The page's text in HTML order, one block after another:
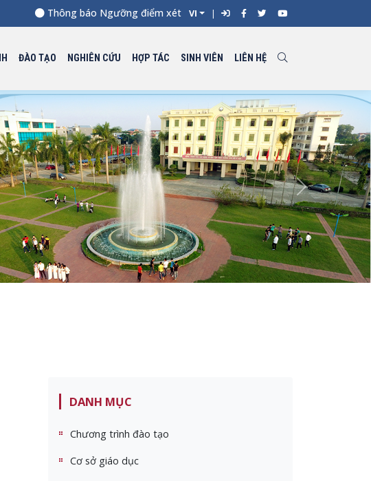
Thông báo Ngưỡng điểm xét tuyển đối với từng ngành đào tạo Đại học
VI
ĐÀO TẠO NGHIÊN CỨU HỢP TÁC SINH VIÊN LIÊN HỆ
Next
DANH MỤC
Chương trình đào tạo
Cơ sở giáo dục